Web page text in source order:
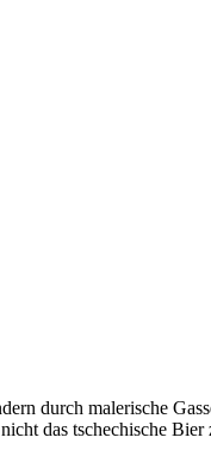
durch malerische
das tschechische